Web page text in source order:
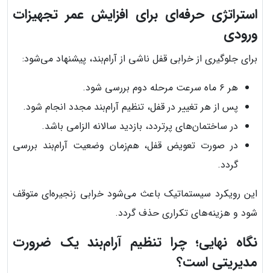
استراتژی حرفه‌ای برای افزایش عمر تجهیزات
ورودی
برای جلوگیری از خرابی قفل ناشی از آرام‌بند، پیشنهاد می‌شود:
هر ۶ ماه سرعت مرحله دوم بررسی شود.
پس از هر تغییر در قفل، تنظیم آرام‌بند مجدد انجام شود.
در ساختمان‌های پرتردد، بازدید سالانه الزامی باشد.
در صورت تعویض قفل، هم‌زمان وضعیت آرام‌بند بررسی
گردد.
این رویکرد سیستماتیک باعث می‌شود خرابی زنجیره‌ای متوقف
شود و هزینه‌های تکراری حذف گردد.
نگاه نهایی؛ چرا تنظیم آرام‌بند یک ضرورت
مدیریتی است؟